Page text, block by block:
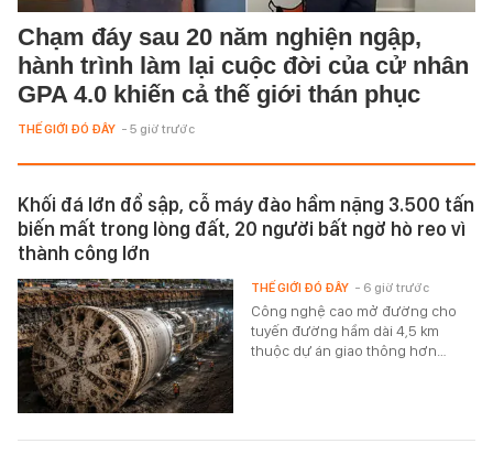
Chạm đáy sau 20 năm nghiện ngập,
hành trình làm lại cuộc đời của cử nhân
GPA 4.0 khiến cả thế giới thán phục
THẾ GIỚI ĐÓ ĐÂY - 5 giờ trước
Khối đá lớn đổ sập, cỗ máy đào hầm nặng 3.500 tấn
biến mất trong lòng đất, 20 người bất ngờ hò reo vì
thành công lớn
Công nghệ cao mở đường cho
tuyến đường hầm dài 4,5 km
thuộc dự án giao thông hơn…
THẾ GIỚI ĐÓ ĐÂY - 6 giờ trước